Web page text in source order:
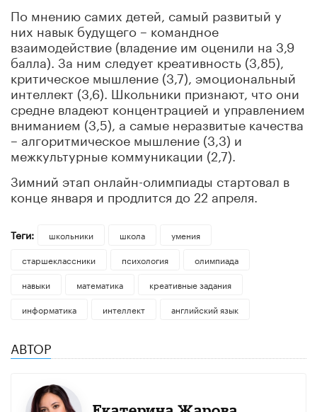
По мнению самих детей, самый развитый у
них навык будущего – командное
взаимодействие (владение им оценили на 3,9
балла). За ним следует креативность (3,85),
критическое мышление (3,7), эмоциональный
интеллект (3,6). Школьники признают, что они
средне владеют концентрацией и управлением
вниманием (3,5), а самые неразвитые качества
– алгоритмическое мышление (3,3) и
межкультурные коммуникации (2,7).
Зимний этап онлайн-олимпиады стартовал в
конце января и продлится до 22 апреля.
Теги: школьники школа
умения
старшеклассники
психология
олимпиада
навыки
математика
креативные задания
информатика
интеллект английский язык
АВТОР